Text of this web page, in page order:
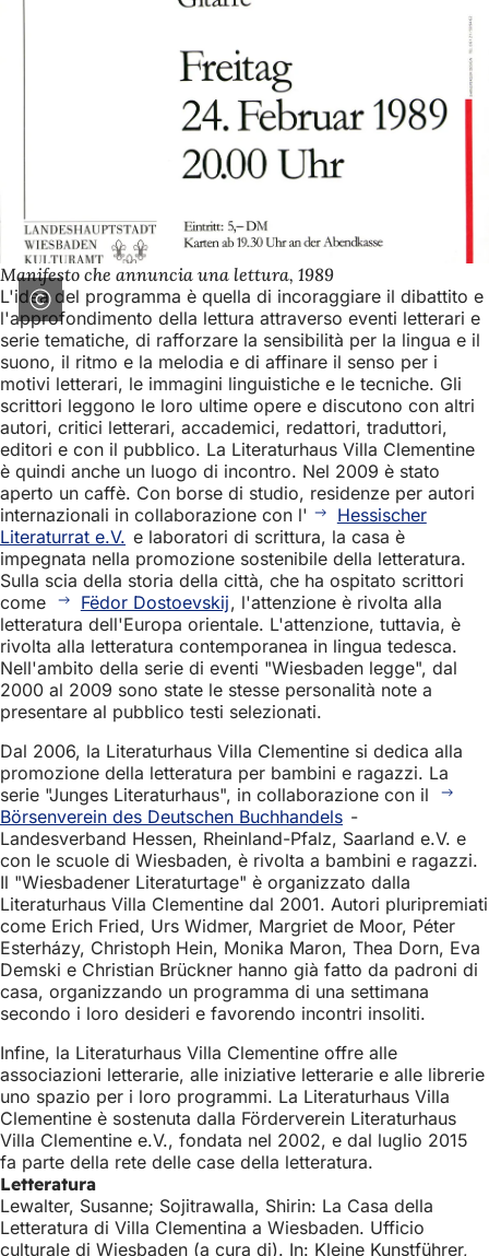
Manifesto che annuncia una lettura, 1989
L'idea del programma è quella di incoraggiare il dibattito e
l'approfondimento della lettura attraverso eventi letterari e
serie tematiche, di rafforzare la sensibilità per la lingua e il
suono, il ritmo e la melodia e di affinare il senso per i
motivi letterari, le immagini linguistiche e le tecniche. Gli
scrittori leggono le loro ultime opere e discutono con altri
autori, critici letterari, accademici, redattori, traduttori,
editori e con il pubblico. La Literaturhaus Villa Clementine
è quindi anche un luogo di incontro. Nel 2009 è stato
aperto un caffè. Con borse di studio, residenze per autori
internazionali in collaborazione con l'
Hessischer
Literaturrat e.V. e laboratori di scrittura, la casa è
impegnata nella promozione sostenibile della letteratura.
Sulla scia della storia della città, che ha ospitato scrittori
come
Fëdor Dostoevskij, l'attenzione è rivolta alla
letteratura dell'Europa orientale. L'attenzione, tuttavia, è
rivolta alla letteratura contemporanea in lingua tedesca.
Nell'ambito della serie di eventi "Wiesbaden legge", dal
2000 al 2009 sono state le stesse personalità note a
presentare al pubblico testi selezionati.
Dal 2006, la Literaturhaus Villa Clementine si dedica alla
promozione della letteratura per bambini e ragazzi. La
serie "Junges Literaturhaus", in collaborazione con il
Börsenverein des Deutschen Buchhandels -
Landesverband Hessen, Rheinland-Pfalz, Saarland e.V. e
con le scuole di Wiesbaden, è rivolta a bambini e ragazzi.
Il "Wiesbadener Literaturtage" è organizzato dalla
Literaturhaus Villa Clementine dal 2001. Autori pluripremiati
come Erich Fried, Urs Widmer, Margriet de Moor, Péter
Esterházy, Christoph Hein, Monika Maron, Thea Dorn, Eva
Demski e Christian Brückner hanno già fatto da padroni di
casa, organizzando un programma di una settimana
secondo i loro desideri e favorendo incontri insoliti.
Infine, la Literaturhaus Villa Clementine offre alle
associazioni letterarie, alle iniziative letterarie e alle librerie
uno spazio per i loro programmi. La Literaturhaus Villa
Clementine è sostenuta dalla Förderverein Literaturhaus
Villa Clementine e.V., fondata nel 2002, e dal luglio 2015
fa parte della rete delle case della letteratura.
Letteratura
Lewalter, Susanne; Sojitrawalla, Shirin: La Casa della
Letteratura di Villa Clementina a Wiesbaden. Ufficio
culturale di Wiesbaden (a cura di). In: Kleine Kunstführer,